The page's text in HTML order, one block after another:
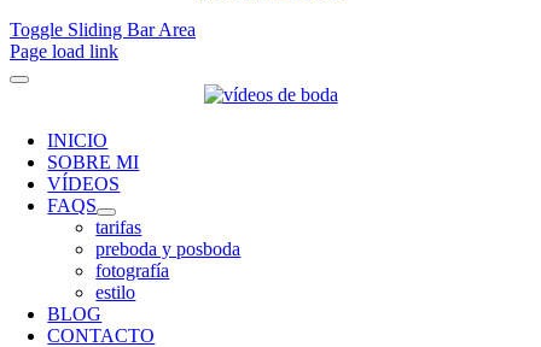
Toggle Sliding Bar Area
Page load link
INICIO
SOBRE MI
VÍDEOS
FAQS
tarifas
preboda y posboda
fotografía
estilo
BLOG
CONTACTO